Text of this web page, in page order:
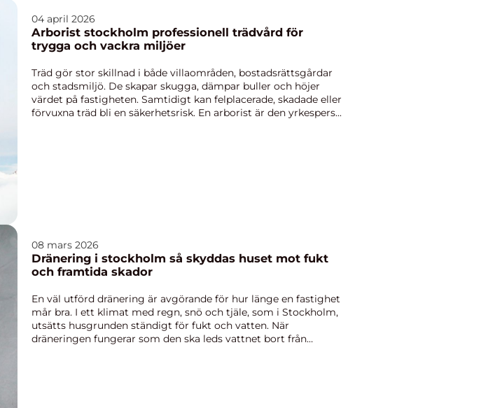
04 april 2026
Arborist stockholm professionell trädvård för
trygga och vackra miljöer
Träd gör stor skillnad i både villaområden, bostadsrättsgårdar
och stadsmiljö. De skapar skugga, dämpar buller och höjer
värdet på fastigheten. Samtidigt kan felplacerade, skadade eller
förvuxna träd bli en säkerhetsrisk. En arborist är den yrkespers...
08 mars 2026
Dränering i stockholm så skyddas huset mot fukt
och framtida skador
En väl utförd dränering är avgörande för hur länge en fastighet
mår bra. I ett klimat med regn, snö och tjäle, som i Stockholm,
utsätts husgrunden ständigt för fukt och vatten. När
dräneringen fungerar som den ska leds vattnet bort från